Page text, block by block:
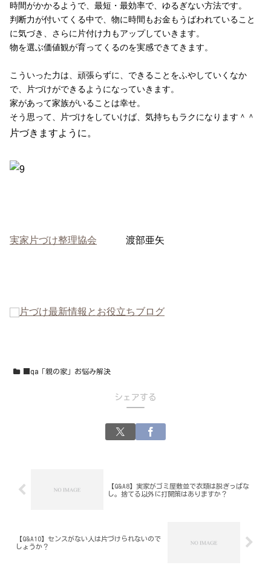
時間がかかるようで、最短・最効率で、ゆるぎない方法です。
判断力が付いてくる中で、物に時間もお金もうばわれていること
に気づき、さらに片付け力もアップしていきます。
物を選ぶ価値観が育ってくるのを実感できてきます。
こういった力は、頑張らずに、できることをふやしていくなか
で、片づけができるようになっていきます。
家があって家族がいることは幸せ。
そう思って、片づけをしていけば、気持ちもラクになります＾＾
片づきますように。
実家片づけ整理協会 渡部亜矢
片づけ最新情報とお役立ちブログ
■qa「親の家」お悩み解決
シェアする
【Q&A8】実家がゴミ屋敷並で衣類は脱ぎっぱな
し。捨てる以外に打開策はありますか？
【Q&A10】センスがない人は片づけられないので
しょうか？